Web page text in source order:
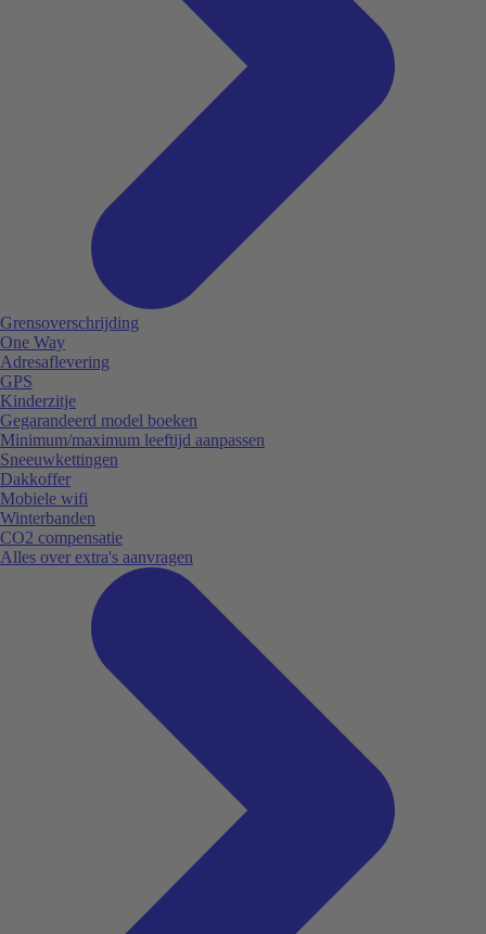
Grensoverschrijding
One Way
Adresaflevering
GPS
Kinderzitje
Gegarandeerd model boeken
Minimum/maximum leeftijd aanpassen
Sneeuwkettingen
Dakkoffer
Mobiele wifi
Winterbanden
CO2 compensatie
Alles over extra's aanvragen